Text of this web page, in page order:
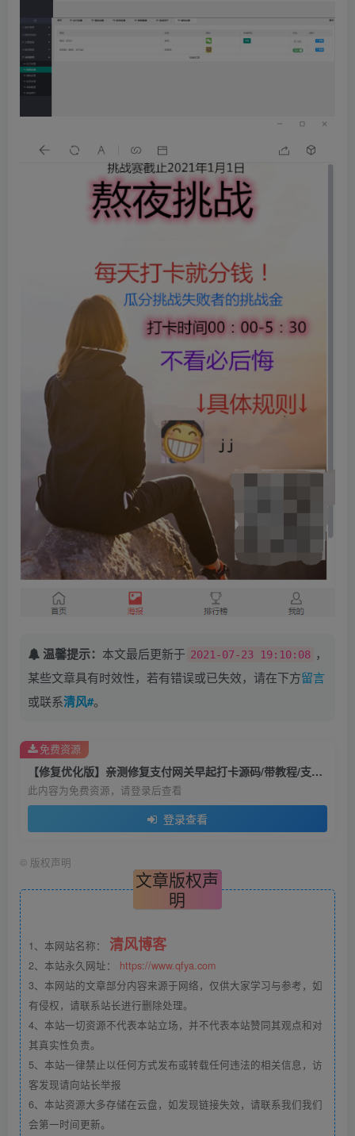
温馨提示： 本文最后更新于 2021-07-23 19:10:08 ，
某些文章具有时效性，若有错误或已失效，请在下方留言
或联系清风#。
【修复优化版】亲测修复支付网关早起打卡源码/带教程/支付已接/优化扫码流程
此内容为免费资源，请登录后查看
登录查看
免费资源
© 版权声明
文章版权声
明
1、本网站名称： 清风博客
2、本站永久网址： https://www.qfya.com
3、本网站的文章部分内容来源于网络，仅供大家学习与参考，如
有侵权，请联系站长进行删除处理。
4、本站一切资源不代表本站立场，并不代表本站赞同其观点和对
其真实性负责。
5、本站一律禁止以任何方式发布或转载任何违法的相关信息，访
客发现请向站长举报
6、本站资源大多存储在云盘，如发现链接失效，请联系我们我们
会第一时间更新。